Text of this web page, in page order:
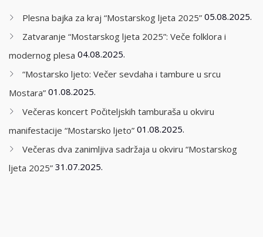
Plesna bajka za kraj “Mostarskog ljeta 2025” 05.08.2025.
Zatvaranje “Mostarskog ljeta 2025”: Veče folklora i
modernog plesa 04.08.2025.
“Mostarsko ljeto: Večer sevdaha i tambure u srcu
Mostara” 01.08.2025.
Večeras koncert Počiteljskih tamburaša u okviru
manifestacije “Mostarsko ljeto” 01.08.2025.
Večeras dva zanimljiva sadržaja u okviru “Mostarskog
ljeta 2025” 31.07.2025.